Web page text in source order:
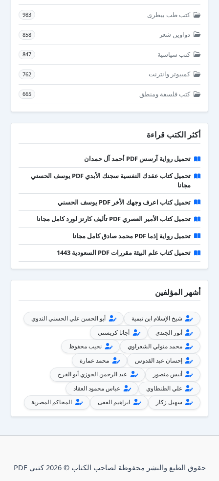
كتب طب بيطرى 983
دواوين شعر 858
كتب سياسية 847
كمبيوتر وانترنت 762
كتب فلسفة ومنطق 665
أكثر الكتب قراءة
تحميل رواية آرسس PDF أحمد آل حمدان
تحميل كتاب عقدك النفسية سجنك الأبدي PDF يوسف الحسني
مجانا
تحميل كتاب اعرف وجهك الأخر PDF يوسف الحسني
تحميل كتاب الأمير العصري PDF تأليف كارنز لورد كامل مجانا
تحميل رواية إذما PDF محمد صادق كامل مجانا
تحميل كتاب علم البيئة مقررات PDF السعودية 1443
أشهر المؤلفين
شيخ الإسلام ابن تيمية
أبو الحسن علي الحسني الندوي
أنور الجندي
أجاثا كريستي
محمد متولي الشعراوي
نجيب محفوظ
إحسان عبد القدوس
محمد عمارة
أنيس منصور
عبد الرحمن الجوزي أبو الفرج
علي الطنطاوي
عباس محمود العقاد
سهيل زكار
ابراهيم الفقى المحاكم المصرية
حقوق الطبع والنشر محفوظة لصاحب الكتاب © 2026 كتبي PDF